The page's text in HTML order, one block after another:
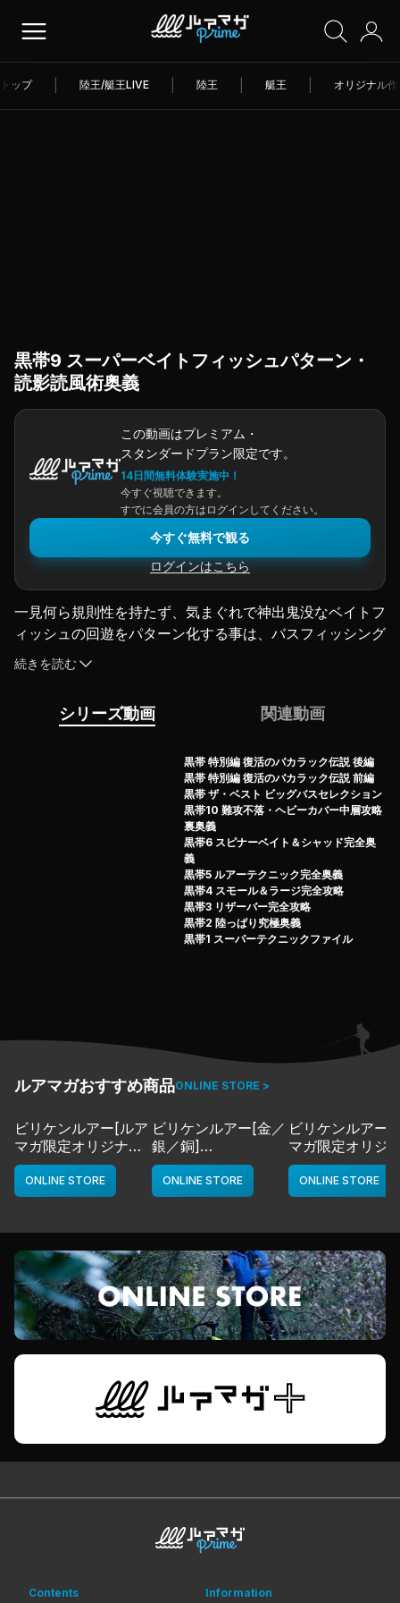
トップ 陸王/艇王LIVE 陸王 艇王 オリジナル
黒帯9 スーパーベイトフィッシュパターン・
読影読風術奥義
この動画はプレミアム・
スタンダードプラン限定です。
14日間無料体験実施中！
今すぐ視聴できます。
すでに会員の方はログインしてください。
今すぐ無料で観る
ログインはこちら
一見何ら規則性を持たず、気まぐれで神出鬼没なベイトフ
ィッシュの回遊をパターン化する事は、バスフィッシング
のみならず、まさにゲームフィッシングの真髄。
何故、何もない野池のど真ん中、それも中層でビッグバス
も現れるのか？
風を読むだけでなく、光の角度、影の濃度を解析し、的確
にベストスポット、ベストルアーをチョイス。
バカラックの10ポンドオーバーを次々と攻略する。
ポジショニングからアプローチ法まで、ナビゲーターに菅
原正志氏を迎え、全編に亘り今江克隆自らが状況解説を担
今まで映像では的確に語られることのなかったベイトフィ
ッシュパターンの本質、マッチザベイトの驚くべき爆発力
続きを読む
シリーズ動画 関連動画
黒帯 特別編 復活のバカラック伝説 後編
黒帯 特別編 復活のバカラック伝説 前編
黒帯 ザ・ベスト ビッグバスセレクション
黒帯10 難攻不落・ヘビーカバー中層攻略
裏奥義
黒帯6 スピナーベイト＆シャッド完全奥
義
黒帯5 ルアーテクニック完全奥義
黒帯4 スモール＆ラージ完全攻略
黒帯3 リザーバー完全攻略
黒帯2 陸っぱり究極奥義
黒帯1 スーパーテクニックファイル
ルアマガおすすめ商品ONLINE STORE >
ビリケンルアー[ルア
マガ限定オリジナル
カラー／LMチャー
ト]
deps
ONLINE STORE
ビリケンルアー[金／
銀／銅]
deps
ONLINE STORE
ビリケンルアー[
マガ限定オリジ
カラー／LMボー
ワイト]
deps
ONLINE STORE
Contents Information